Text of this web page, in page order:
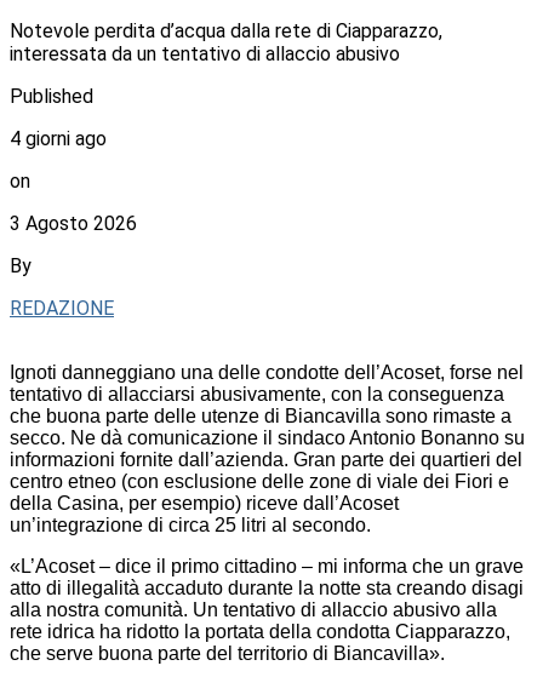
Notevole perdita d’acqua dalla rete di Ciapparazzo,
interessata da un tentativo di allaccio abusivo
Published
4 giorni ago
on
3 Agosto 2026
By
REDAZIONE
Ignoti danneggiano una delle condotte dell’Acoset, forse nel
tentativo di allacciarsi abusivamente, con la conseguenza
che buona parte delle utenze di Biancavilla sono rimaste a
secco. Ne dà comunicazione il sindaco Antonio Bonanno su
informazioni fornite dall’azienda. Gran parte dei quartieri del
centro etneo (con esclusione delle zone di viale dei Fiori e
della Casina, per esempio) riceve dall’Acoset
un’integrazione di circa 25 litri al secondo.
«L’Acoset – dice il primo cittadino – mi informa che un grave
atto di illegalità accaduto durante la notte sta creando disagi
alla nostra comunità. Un tentativo di allaccio abusivo alla
rete idrica ha ridotto la portata della condotta Ciapparazzo,
che serve buona parte del territorio di Biancavilla».